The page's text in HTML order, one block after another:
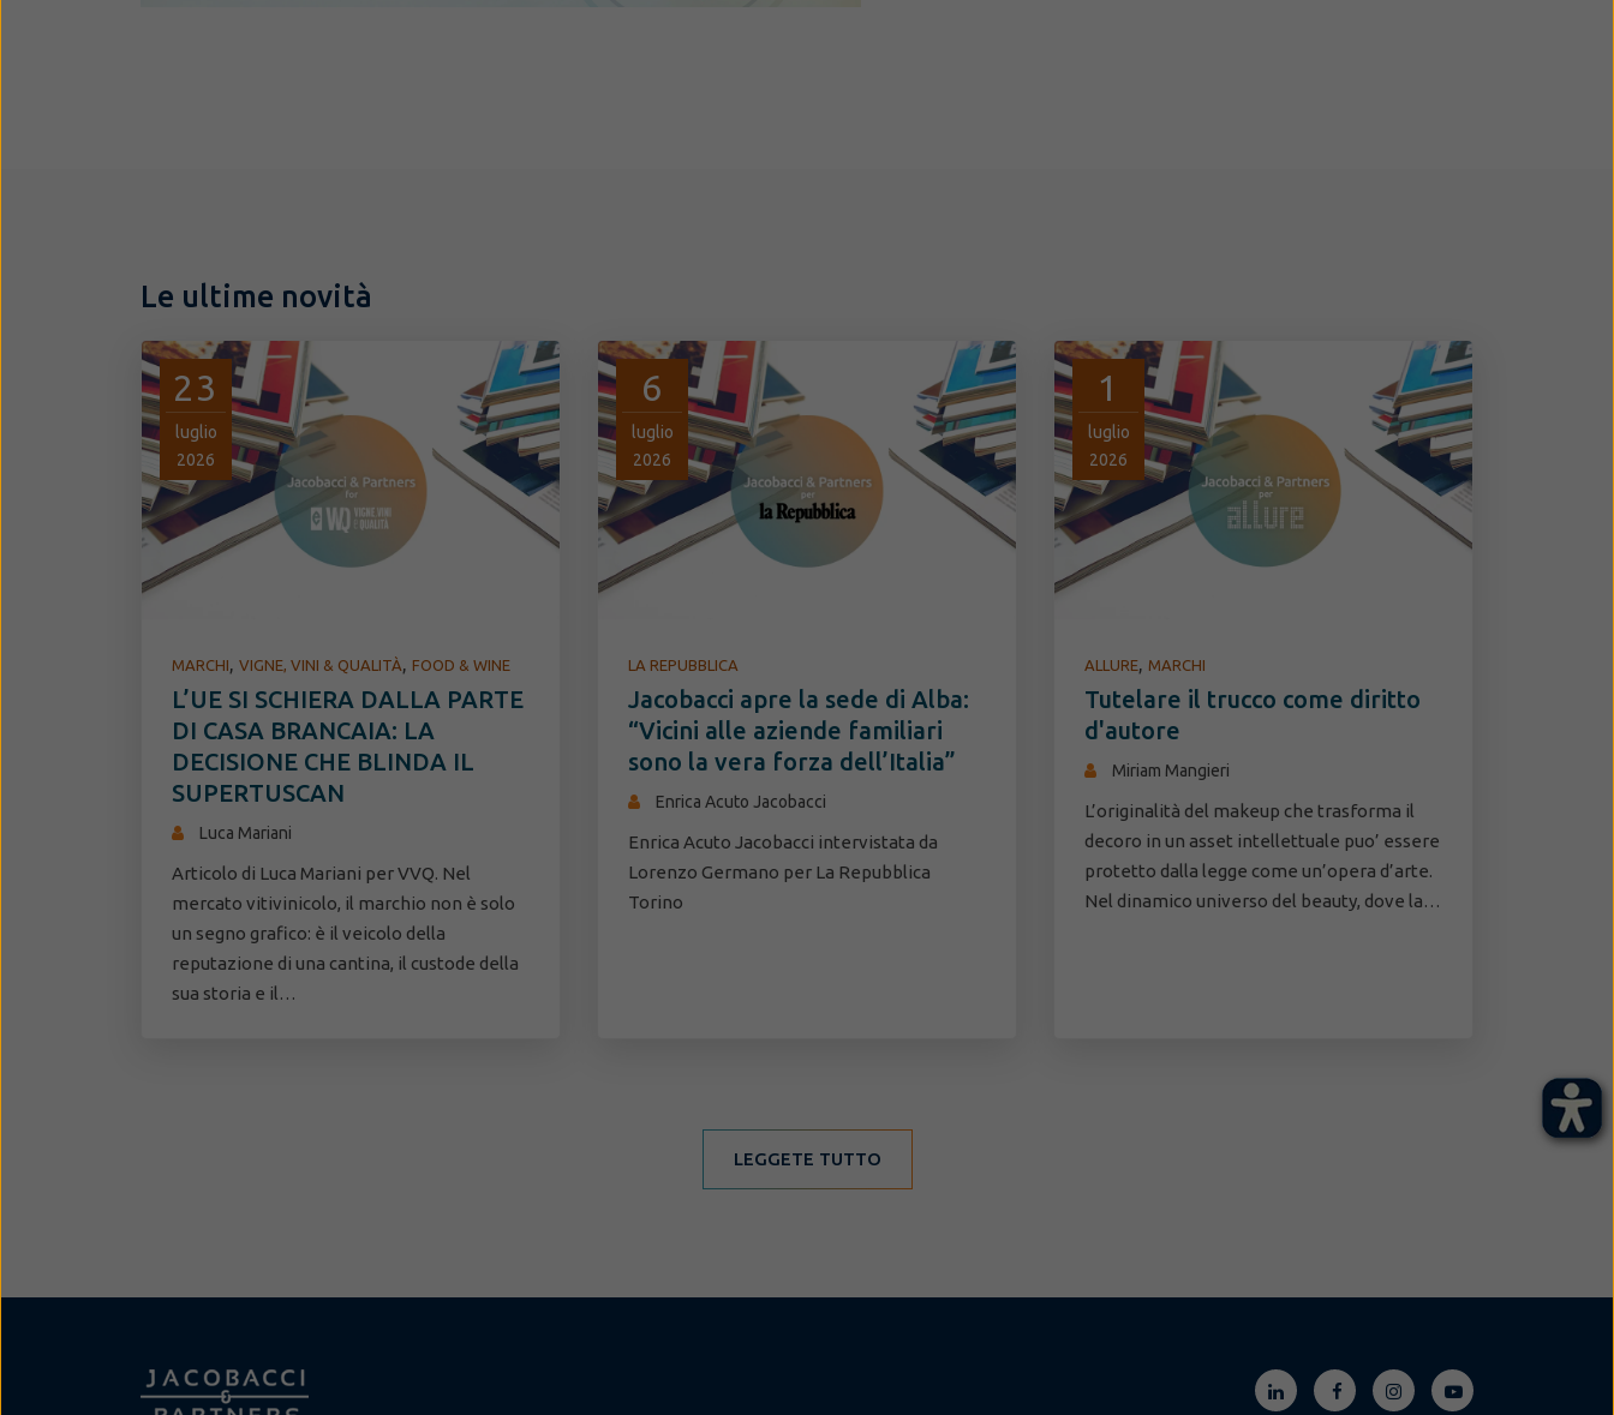
Le ultime novità
23
luglio
2026
MARCHI, VIGNE, VINI & QUALITÀ, FOOD & WINE
L’UE SI SCHIERA DALLA PARTE
DI CASA BRANCAIA: LA
DECISIONE CHE BLINDA IL
SUPERTUSCAN
Luca Mariani
Articolo di Luca Mariani per VVQ. Nel
mercato vitivinicolo, il marchio non è solo
un segno grafico: è il veicolo della
reputazione di una cantina, il custode della
sua storia e il…
6
luglio
2026
LA REPUBBLICA
Jacobacci apre la sede di Alba:
“Vicini alle aziende familiari
sono la vera forza dell’Italia”
Enrica Acuto Jacobacci
Enrica Acuto Jacobacci intervistata da
Lorenzo Germano per La Repubblica
Torino
1
luglio
2026
ALLURE, MARCHI
Tutelare il trucco come diritto
d'autore
Miriam Mangieri
L’originalità del makeup che trasforma il
decoro in un asset intellettuale puo’ essere
protetto dalla legge come un’opera d’arte.
Nel dinamico universo del beauty, dove la…
LEGGETE TUTTO